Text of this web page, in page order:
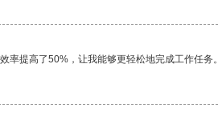
率提高了50%，让我能够更轻松地完成工作任务。